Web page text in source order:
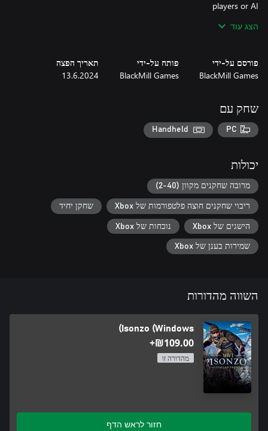
- Customize your class loadout with 50+ iconic WW1 weapons,
- Fight across The Italian Alps in dynamic battlefields, from city
Console Cross-Platform Play allows you to play with other
higher match population.
הצג עוד
פורסם על-ידי
BlackMill Games
פותח על-ידי
BlackMill Games
תאריך הפצה
13.6.2024
שחק עם
PC
Handheld
יכולות
מרובה שחקנים מקוון (2-40)
ריבוי שחקנים חוצה פלטפורמות של Xbox שחקן יחיד
הישגים של Xbox נוכחות של Xbox
שמירות בענן של Xbox
השווה מהדורות
Isonzo (Windows)
‪₪‎109.00‬+
מהדורה זו
חזור לראש הדף